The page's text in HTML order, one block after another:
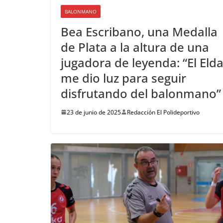
BALONMANO
Bea Escribano, una Medalla
de Plata a la altura de una
jugadora de leyenda: “El Elda
me dio luz para seguir
disfrutando del balonmano”
23 de junio de 2025 Redacción El Polideportivo